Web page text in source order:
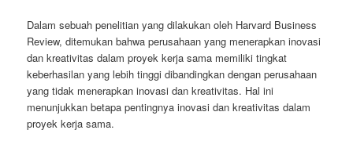
Dalam sebuah penelitian yang dilakukan oleh Harvard Business
Review, ditemukan bahwa perusahaan yang menerapkan inovasi
dan kreativitas dalam proyek kerja sama memiliki tingkat
keberhasilan yang lebih tinggi dibandingkan dengan perusahaan
yang tidak menerapkan inovasi dan kreativitas. Hal ini
menunjukkan betapa pentingnya inovasi dan kreativitas dalam
proyek kerja sama.